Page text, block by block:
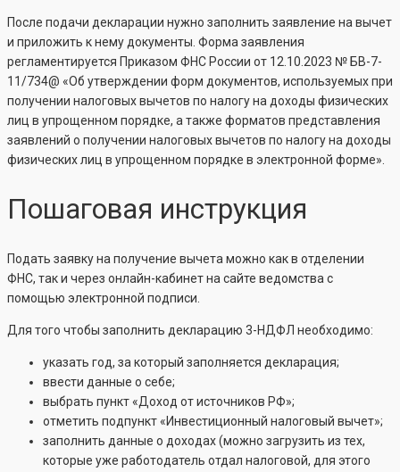
После подачи декларации нужно заполнить заявление на вычет
и приложить к нему документы. Форма заявления
регламентируется Приказом ФНС России от 12.10.2023 № БВ-7-
11/734@ «Об утверждении форм документов, используемых при
получении налоговых вычетов по налогу на доходы физических
лиц в упрощенном порядке, а также форматов представления
заявлений о получении налоговых вычетов по налогу на доходы
физических лиц в упрощенном порядке в электронной форме».
Пошаговая инструкция
Подать заявку на получение вычета можно как в отделении
ФНС, так и через онлайн-кабинет на сайте ведомства с
помощью электронной подписи.
Для того чтобы заполнить декларацию 3-НДФЛ необходимо:
указать год, за который заполняется декларация;
ввести данные о себе;
выбрать пункт «Доход от источников РФ»;
отметить подпункт «Инвестиционный налоговый вычет»;
заполнить данные о доходах (можно загрузить из тех,
которые уже работодатель отдал налоговой, для этого